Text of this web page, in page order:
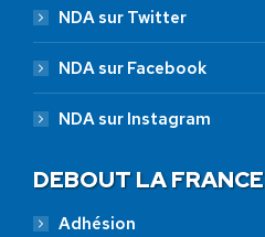
NDA sur Twitter
NDA sur Facebook
NDA sur Instagram
DEBOUT LA FRANCE
Adhésion